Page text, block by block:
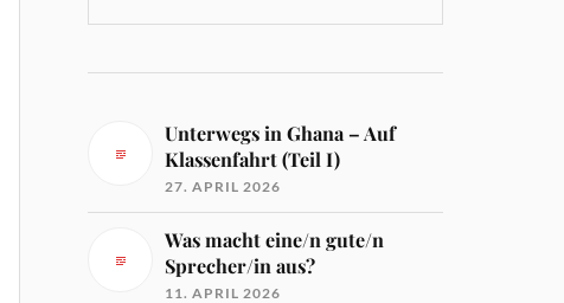
Unterwegs in Ghana – Auf
Klassenfahrt (Teil I)
27. APRIL 2026
Was macht eine/n gute/n
Sprecher/in aus?
11. APRIL 2026